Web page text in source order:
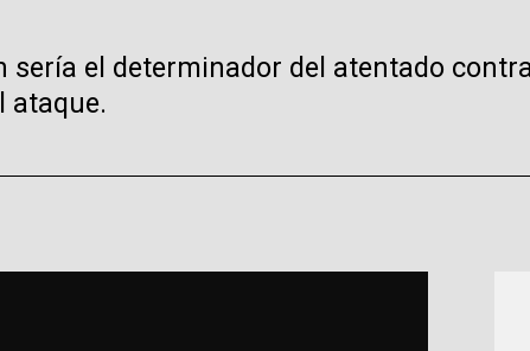
el determinador del atentado
ataque.